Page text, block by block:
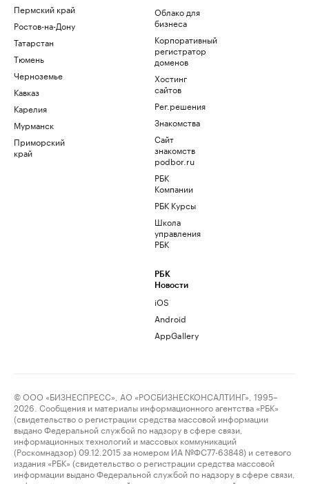
Пермский край
Ростов-на-Дону
Татарстан
Тюмень
Черноземье
Кавказ
Карелия
Мурманск
Приморский
край
Облако для
бизнеса
Корпоративный
регистратор
доменов
Хостинг
сайтов
Рег.решения
Знакомства
Сайт
знакомств
podbor.ru
РБК
Компании
РБК Курсы
Школа
управления
РБК
РБК
Новости
iOS
Android
AppGallery
© ООО «БИЗНЕСПРЕСС», АО «РОСБИЗНЕСКОНСАЛТИНГ», 1995–
2026. Сообщения и материалы информационного агентства «РБК»
(свидетельство о регистрации средства массовой информации
выдано Федеральной службой по надзору в сфере связи,
информационных технологий и массовых коммуникаций
(Роскомнадзор) 09.12.2015 за номером ИА №ФС77-63848) и сетевого
издания «РБК» (свидетельство о регистрации средства массовой
информации выдано Федеральной службой по надзору в сфере связи,